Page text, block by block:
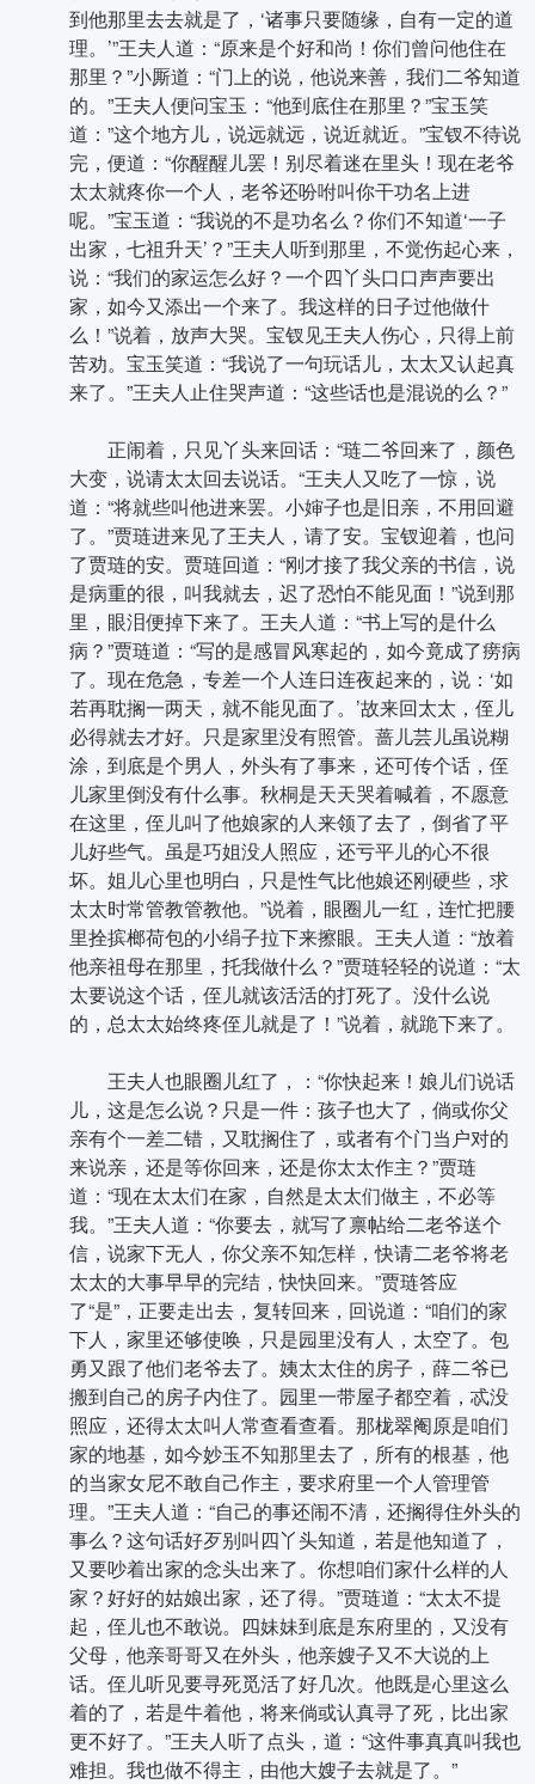
到他那里去去就是了，‘诸事只要随缘，自有一定的道
理。’”王夫人道：“原来是个好和尚！你们曾问他住在
那里？”小厮道：“门上的说，他说来善，我们二爷知道
的。”王夫人便问宝玉：“他到底住在那里？”宝玉笑
道：”这个地方儿，说远就远，说近就近。”宝钗不待说
完，便道：“你醒醒儿罢！别尽着迷在里头！现在老爷
太太就疼你一个人，老爷还吩咐叫你干功名上进
呢。”宝玉道：“我说的不是功名么？你们不知道‘一子
出家，七祖升天’？”王夫人听到那里，不觉伤起心来，
说：“我们的家运怎么好？一个四丫头口口声声要出
家，如今又添出一个来了。我这样的日子过他做什
么！”说着，放声大哭。宝钗见王夫人伤心，只得上前
苦劝。宝玉笑道：“我说了一句玩话儿，太太又认起真
来了。”王夫人止住哭声道：“这些话也是混说的么？”
正闹着，只见丫头来回话：“琏二爷回来了，颜色
大变，说请太太回去说话。“王夫人又吃了一惊，说
道：“将就些叫他进来罢。小婶子也是旧亲，不用回避
了。”贾琏进来见了王夫人，请了安。宝钗迎着，也问
了贾琏的安。贾琏回道：“刚才接了我父亲的书信，说
是病重的很，叫我就去，迟了恐怕不能见面！”说到那
里，眼泪便掉下来了。王夫人道：“书上写的是什么
病？”贾琏道：“写的是感冒风寒起的，如今竟成了痨病
了。现在危急，专差一个人连日连夜起来的，说：‘如
若再耽搁一两天，就不能见面了。’故来回太太，侄儿
必得就去才好。只是家里没有照管。蔷儿芸儿虽说糊
涂，到底是个男人，外头有了事来，还可传个话，侄
儿家里倒没有什么事。秋桐是天天哭着喊着，不愿意
在这里，侄儿叫了他娘家的人来领了去了，倒省了平
儿好些气。虽是巧姐没人照应，还亏平儿的心不很
坏。姐儿心里也明白，只是性气比他娘还刚硬些，求
太太时常管教管教他。”说着，眼圈儿一红，连忙把腰
里拴摈榔荷包的小绢子拉下来擦眼。王夫人道：“放着
他亲祖母在那里，托我做什么？”贾琏轻轻的说道：“太
太要说这个话，侄儿就该活活的打死了。没什么说
的，总太太始终疼侄儿就是了！”说着，就跪下来了。
王夫人也眼圈儿红了，：“你快起来！娘儿们说话
儿，这是怎么说？只是一件：孩子也大了，倘或你父
亲有个一差二错，又耽搁住了，或者有个门当户对的
来说亲，还是等你回来，还是你太太作主？”贾琏
道：“现在太太们在家，自然是太太们做主，不必等
我。”王夫人道：“你要去，就写了禀帖给二老爷送个
信，说家下无人，你父亲不知怎样，快请二老爷将老
太太的大事早早的完结，快快回来。”贾琏答应
了“是”，正要走出去，复转回来，回说道：“咱们的家
下人，家里还够使唤，只是园里没有人，太空了。包
勇又跟了他们老爷去了。姨太太住的房子，薛二爷已
搬到自己的房子内住了。园里一带屋子都空着，忒没
照应，还得太太叫人常查看查看。那栊翠阉原是咱们
家的地基，如今妙玉不知那里去了，所有的根基，他
的当家女尼不敢自己作主，要求府里一个人管理管
理。”王夫人道：“自己的事还闹不清，还搁得住外头的
事么？这句话好歹别叫四丫头知道，若是他知道了，
又要吵着出家的念头出来了。你想咱们家什么样的人
家？好好的姑娘出家，还了得。”贾琏道：“太太不提
起，侄儿也不敢说。四妹妹到底是东府里的，又没有
父母，他亲哥哥又在外头，他亲嫂子又不大说的上
话。侄儿听见要寻死觅活了好几次。他既是心里这么
着的了，若是牛着他，将来倘或认真寻了死，比出家
更不好了。”王夫人听了点头，道：“这件事真真叫我也
难担。我也做不得主，由他大嫂子去就是了。”